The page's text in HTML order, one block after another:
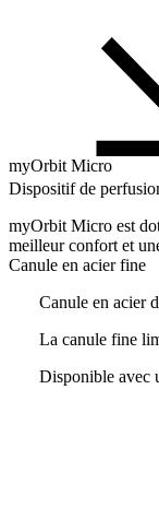
myOrbit Micro
Dispositif de
myOrbit Micro est
meilleur confort et
Canule en acier fine
Canule en acier
La canule fine
Disponible avec